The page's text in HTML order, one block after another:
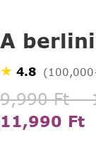
A
★ 4.8
9,990Ft –
11,990 Ft